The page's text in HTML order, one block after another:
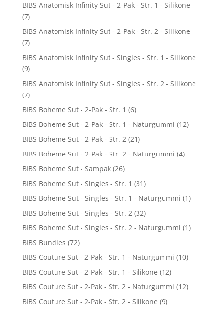
BIBS Anatomisk Infinity Sut - 2-Pak - Str. 1 - Silikone
(7)
BIBS Anatomisk Infinity Sut - 2-Pak - Str. 2 - Silikone
(7)
BIBS Anatomisk Infinity Sut - Singles - Str. 1 - Silikone
(9)
BIBS Anatomisk Infinity Sut - Singles - Str. 2 - Silikone
(7)
BIBS Boheme Sut - 2-Pak - Str. 1 (6)
BIBS Boheme Sut - 2-Pak - Str. 1 - Naturgummi (12)
BIBS Boheme Sut - 2-Pak - Str. 2 (21)
BIBS Boheme Sut - 2-Pak - Str. 2 - Naturgummi (4)
BIBS Boheme Sut - Sampak (26)
BIBS Boheme Sut - Singles - Str. 1 (31)
BIBS Boheme Sut - Singles - Str. 1 - Naturgummi (1)
BIBS Boheme Sut - Singles - Str. 2 (32)
BIBS Boheme Sut - Singles - Str. 2 - Naturgummi (1)
BIBS Bundles (72)
BIBS Couture Sut - 2-Pak - Str. 1 - Naturgummi (10)
BIBS Couture Sut - 2-Pak - Str. 1 - Silikone (12)
BIBS Couture Sut - 2-Pak - Str. 2 - Naturgummi (12)
BIBS Couture Sut - 2-Pak - Str. 2 - Silikone (9)